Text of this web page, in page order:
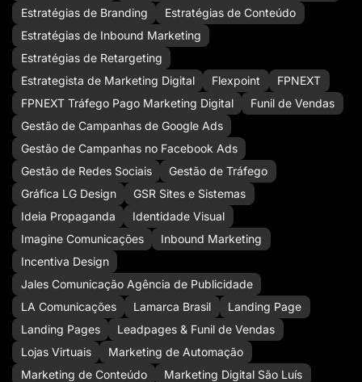
Estratégias de Branding
Estratégias de Conteúdo
Estratégias de Inbound Marketing
Estratégias de Retargeting
Estrategista de Marketing Digital
Flexpoint
FPNEXT
FPNEXT Tráfego Pago Marketing Digital
Funil de Vendas
Gestão de Campanhas de Google Ads
Gestão de Campanhas no Facebook Ads
Gestão de Redes Sociais
Gestão de Tráfego
Gráfica LG Design
GSR Sites e Sistemas
Ideia Propaganda
Identidade Visual
Imagine Comunicações
Inbound Marketing
Incentiva Design
Jales Comunicação Agência de Publicidade
LA Comunicações
Lamarca Brasil
Landing Page
Landing Pages
Leadpages & Funil de Vendas
Lojas Virtuais
Marketing de Automação
Marketing de Conteúdo
Marketing Digital São Luís